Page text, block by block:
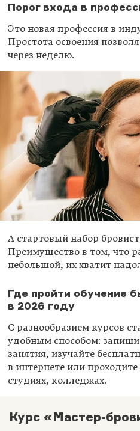
Порог входа в
Это новая профессия в
Простота освоения
через неделю.
А стартовый набор
Преимущество в том, что
небольшой, их хватит
Где пройти обучение
в 2026 году
С разнообразием курсов
удобным способом:
занятия, изучайте
в интернете или
студиях, колледжах.
Курс «Мастер-